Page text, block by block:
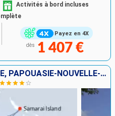
Payez en 4X
Activités à bord incluses
dès 1 407 €
ÎLES SALOMON, AUSTRALIE, PAPOUASIE-NOUVELLE-GUINÉE